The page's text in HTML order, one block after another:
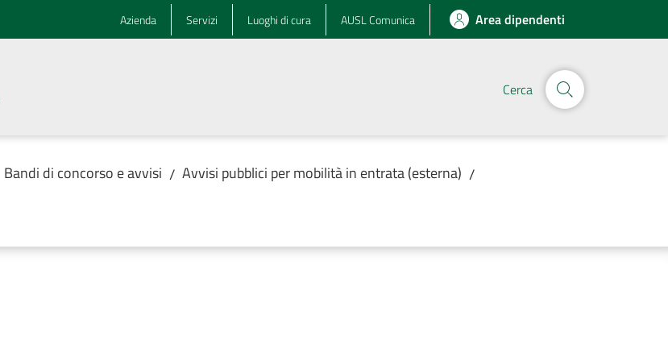
Azienda Servizi Luoghi di cura AUSL Comunica Area dipendenti
Cerca
Bandi di concorso e avvisi / Avvisi pubblici per mobilità in entrata (esterna) /